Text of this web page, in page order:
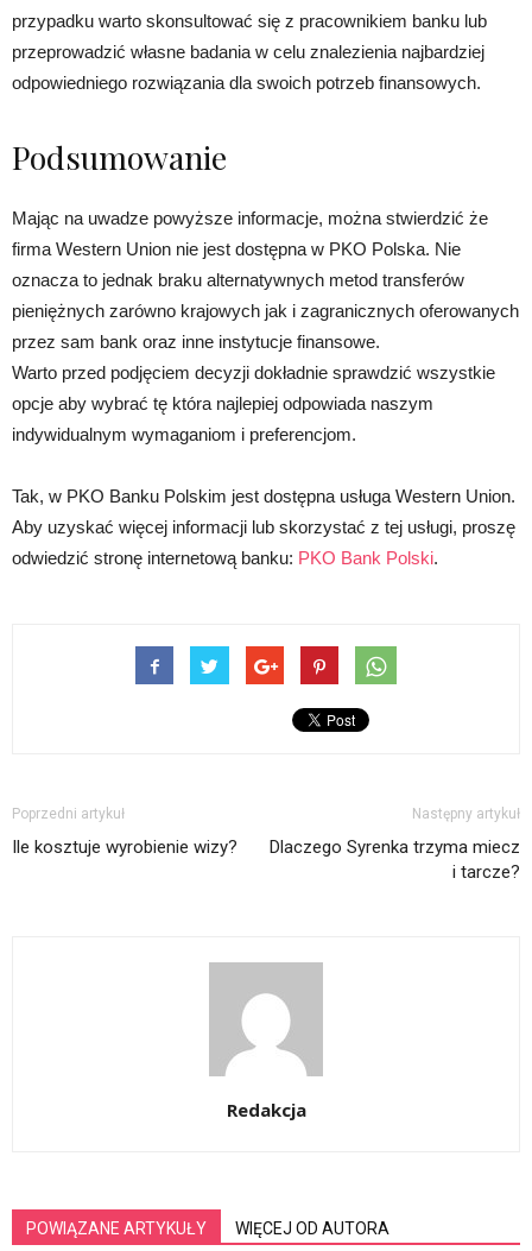
przypadku warto skonsultować się z pracownikiem banku lub
przeprowadzić własne badania w celu znalezienia najbardziej
odpowiedniego rozwiązania dla swoich potrzeb finansowych.
Podsumowanie
Mając na uwadze powyższe informacje, można stwierdzić że
firma Western Union nie jest dostępna w PKO Polska. Nie
oznacza to jednak braku alternatywnych metod transferów
pieniężnych zarówno krajowych jak i zagranicznych oferowanych
przez sam bank oraz inne instytucje finansowe.
Warto przed podjęciem decyzji dokładnie sprawdzić wszystkie
opcje aby wybrać tę która najlepiej odpowiada naszym
indywidualnym wymaganiom i preferencjom.
Tak, w PKO Banku Polskim jest dostępna usługa Western Union.
Aby uzyskać więcej informacji lub skorzystać z tej usługi, proszę
odwiedzić stronę internetową banku: PKO Bank Polski.
Poprzedni artykuł
Ile kosztuje wyrobienie wizy?
Następny artykuł
Dlaczego Syrenka trzyma miecz
i tarcze?
Redakcja
POWIĄZANE ARTYKUŁY WIĘCEJ OD AUTORA